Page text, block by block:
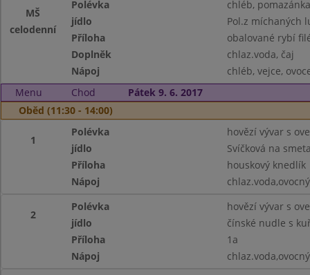
MŠ
celodenní
Polévka
chléb,
jídlo
Pol.z míchaných
Příloha
obalované rybí
Doplněk
chlaz.voda, čaj
Nápoj
chléb, vejce,
Menu
Chod
Pátek 9. 6. 2017
Oběd (11:30 - 14:00)
1
Polévka
hovězí vývar s
jídlo
Svíčková na
Příloha
houskový knedlík
Nápoj
2
Polévka
hovězí vývar s
jídlo
čínské nudle s
Příloha
1a
Nápoj